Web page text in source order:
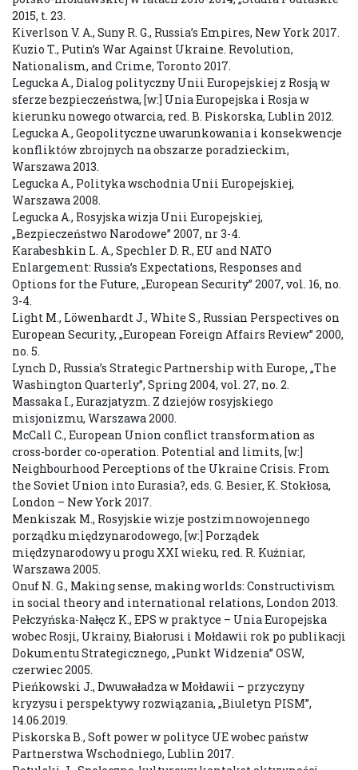
2015, t. 23.
Kiverlson V. A., Suny R. G., Russia’s Empires, New York 2017.
Kuzio T., Putin’s War Against Ukraine. Revolution,
Nationalism, and Crime, Toronto 2017.
Legucka A., Dialog polityczny Unii Europejskiej z Rosją w
sferze bezpieczeństwa, [w:] Unia Europejska i Rosja w
kierunku nowego otwarcia, red. B. Piskorska, Lublin 2012.
Legucka A., Geopolityczne uwarunkowania i konsekwencje
konfliktów zbrojnych na obszarze poradzieckim,
Warszawa 2013.
Legucka A., Polityka wschodnia Unii Europejskiej,
Warszawa 2008.
Legucka A., Rosyjska wizja Unii Europejskiej,
„Bezpieczeństwo Narodowe” 2007, nr 3-4.
Karabeshkin L. A., Spechler D. R., EU and NATO
Enlargement: Russia’s Expectations, Responses and
Options for the Future, „European Security” 2007, vol. 16, no.
3-4.
Light M., Löwenhardt J., White S., Russian Perspectives on
European Security, „European Foreign Affairs Review” 2000,
no. 5.
Lynch D., Russia’s Strategic Partnership with Europe, „The
Washington Quarterly”, Spring 2004, vol. 27, no. 2.
Massaka I., Eurazjatyzm. Z dziejów rosyjskiego
misjonizmu, Warszawa 2000.
McCall C., European Union conflict transformation as
cross-border co-operation. Potential and limits, [w:]
Neighbourhood Perceptions of the Ukraine Crisis. From
the Soviet Union into Eurasia?, eds. G. Besier, K. Stokłosa,
London – New York 2017.
Menkiszak M., Rosyjskie wizje postzimnowojennego
porządku międzynarodowego, [w:] Porządek
międzynarodowy u progu XXI wieku, red. R. Kuźniar,
Warszawa 2005.
Onuf N. G., Making sense, making worlds: Constructivism
in social theory and international relations, London 2013.
Pełczyńska-Nałęcz K., EPS w praktyce – Unia Europejska
wobec Rosji, Ukrainy, Białorusi i Mołdawii rok po publikacji
Dokumentu Strategicznego, „Punkt Widzenia” OSW,
czerwiec 2005.
Pieńkowski J., Dwuwaładza w Mołdawii – przyczyny
kryzysu i perspektywy rozwiązania, „Biuletyn PISM”,
14.06.2019.
Piskorska B., Soft power w polityce UE wobec państw
Partnerstwa Wschodniego, Lublin 2017.